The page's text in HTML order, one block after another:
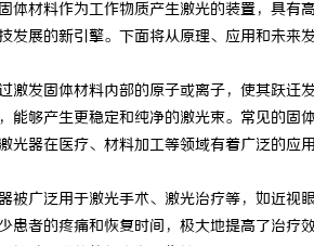
体材料作为工作物质产生激光的装置，具
发展的新引擎。下面将从原理、应用和未来
激发固体材料内部的原子或离子，使其跃
能够产生更稳定和纯净的激光束。常见的
光器在医疗、材料加工等领域有着广泛的应
被广泛用于激光手术、激光治疗等，如近
患者的疼痛和恢复时间，极大地提高了治